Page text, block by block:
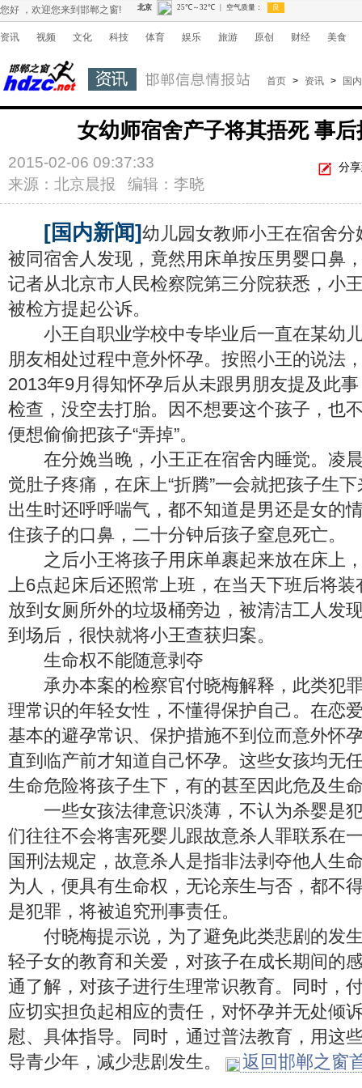
您好 ，欢迎您来到邯郸之窗!
资讯 视频 文化 科技 体育 娱乐 旅游 原创 财经 美食
首页 > 资讯 > 国内
女幼师宿舍产子将其捂死 事
分
2015-02-06 09:37:33
来源：北京晨报 编辑：李晓
[国内新闻] 幼儿园女教师小王在宿舍
被同宿舍人发现，竟然用床单按压男婴口鼻
记者从北京市人民检察院第三分院获悉，小
被检方提起公诉。
小王自职业学校中专毕业后一直在某幼
朋友相处过程中意外怀孕。按照小王的说法
2013年9月得知怀孕后从未跟男朋友提及此
检查，没空去打胎。因不想要这个孩子，也
便想偷偷把孩子“弄掉”。
在分娩当晚，小王正在宿舍内睡觉。凌
觉肚子疼痛，在床上“折腾”一会就把孩子生
出生时还呼呼喘气，都不知道是男还是女的
住孩子的口鼻，二十分钟后孩子窒息死亡。
之后小王将孩子用床单裹起来放在床上
上6点起床后还照常上班，在当天下班后将
放到女厕所外的垃圾桶旁边，被清洁工人发
到场后，很快就将小王查获归案。
生命权不能随意剥夺
承办本案的检察官付晓梅解释，此类犯
理常识的年轻女性，不懂得保护自己。在恋
基本的避孕常识、保护措施不到位而意外怀
直到临产前才知道自己怀孕。这些女孩均无
生命危险将孩子生下，有的甚至因此危及生
一些女孩法律意识淡薄，不认为杀婴是
们往往不会将害死婴儿跟故意杀人罪联系在
国刑法规定，故意杀人是指非法剥夺他人生
为人，便具有生命权，无论亲生与否，都不
是犯罪，将被追究刑事责任。
付晓梅提示说，为了避免此类悲剧的发
轻子女的教育和关爱，对孩子在成长期间的
通了解，对孩子进行生理常识教育。同时，
应切实担负起相应的责任，对怀孕并无处倾
慰、具体指导。同时，通过普法教育，用这
导青少年，减少悲剧发生。
返回邯郸之窗